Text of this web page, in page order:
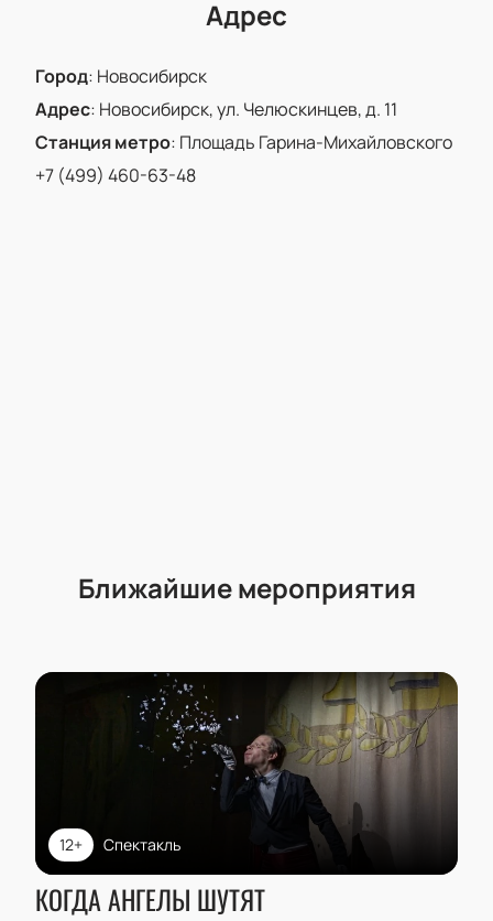
Адрес
Город: Новосибирск
Адрес: Новосибирск, ул. Челюскинцев, д. 11
Станция метро: Площадь Гарина-Михайловского
+7 (499) 460-63-48
Ближайшие мероприятия
Спектакль
12+
КОГДА АНГЕЛЫ ШУТЯТ